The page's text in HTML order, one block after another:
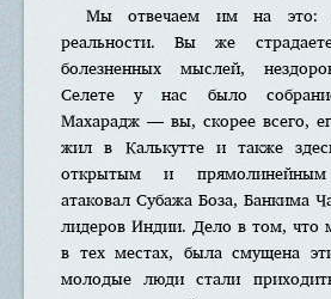
Мы отвечаем им на это:
реальности. Вы же
болезненных мыслей,
Селете у нас было
Махарадж — вы, скорее всего,
жил в Калькутте и также
открытым и
атаковал Субажа Боза, Банкима
лидеров Индии. Дело в том, что
в тех местах, была смущена
молодые люди стали